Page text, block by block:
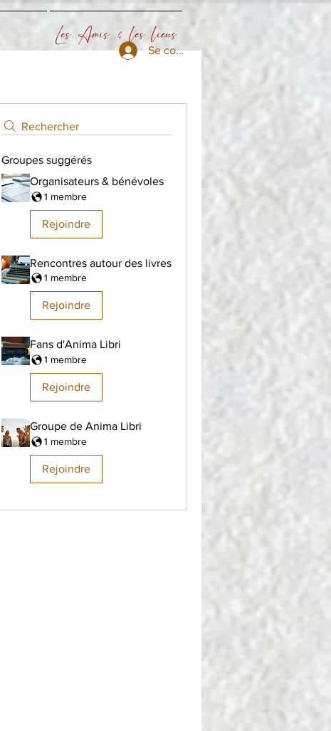
Les Amis & les liens
Se connecter
Rechercher
Groupes suggérés
Organisateurs & bénévoles
1 membre
Rejoindre
Rencontres autour des livres
1 membre
Rejoindre
Fans d'Anima Libri
1 membre
Rejoindre
Groupe de Anima Libri
1 membre
Rejoindre